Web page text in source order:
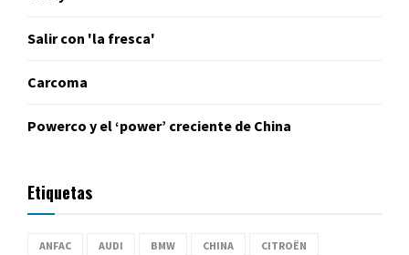
Salir con 'la fresca'
Carcoma
Powerco y el ‘power’ creciente de China
Etiquetas
ANFAC AUDI BMW CHINA CITROËN